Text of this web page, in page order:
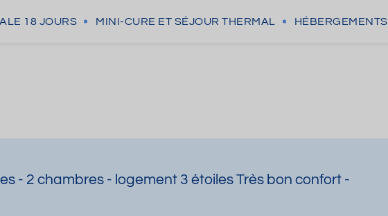
18 JOURS MINI-CURE ET SÉJOUR THERMAL HÉBERGEMENTS
- 2 chambres - logement 3 étoiles Très bon confort -